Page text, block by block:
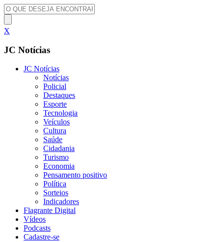
X
JC Notícias
JC Notícias
Notícias
Policial
Destaques
Esporte
Tecnologia
Veículos
Cultura
Saúde
Cidadania
Turismo
Economia
Pensamento positivo
Política
Sorteios
Indicadores
Flagrante Digital
Vídeos
Podcasts
Cadastre-se